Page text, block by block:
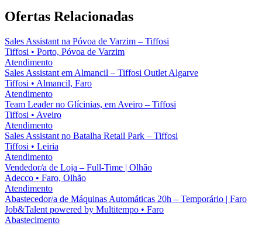
Ofertas Relacionadas
Sales Assistant na Póvoa de Varzim – Tiffosi
Tiffosi • Porto, Póvoa de Varzim
Atendimento
Sales Assistant em Almancil – Tiffosi Outlet Algarve
Tiffosi • Almancil, Faro
Atendimento
Team Leader no Glícinias, em Aveiro – Tiffosi
Tiffosi • Aveiro
Atendimento
Sales Assistant no Batalha Retail Park – Tiffosi
Tiffosi • Leiria
Atendimento
Vendedor/a de Loja – Full-Time | Olhão
Adecco • Faro, Olhão
Atendimento
Abastecedor/a de Máquinas Automáticas 20h – Temporário | Faro
Job&Talent powered by Multitempo • Faro
Abastecimento